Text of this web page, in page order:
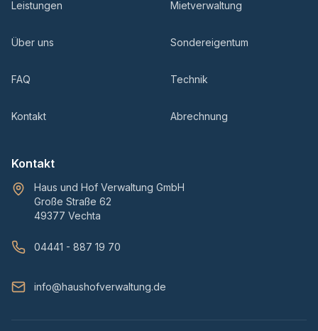
Leistungen
Über uns
FAQ
Kontakt
Mietverwaltung
Sondereigentum
Technik
Abrechnung
Kontakt
Haus und Hof Verwaltung GmbH
Große Straße 62
49377 Vechta
04441 - 887 19 70
info@haushofverwaltung.de